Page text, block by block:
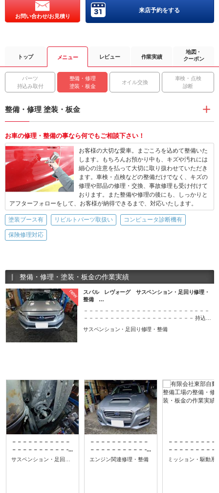
お問い合わせ/お見積り
来店予約をする
トップ メニュー レビュー 作業実績
地図・
クーポン
パーツ
持込み取付
整備・修理
塗装・板金
オイル交換
車検・点検
診断
整備・修理 塗装・板金
お車の修理・整備の事なら何でもご相談下さい！
お客様の大切な愛車。まごころを込めて整備いた
します。もちろんお預かり中も、キズや汚れには
細心の注意を払って大切に取り扱わせていただき
ます。車検・点検などの整備だけでなく、キズの
修理や部品の修理・交換、事故修理も受け付けて
おります。また整備や修理の後にも、しっかりと
アフターフォローをして、お客様が納得できるまで、対応いたします。
塗装ブース有 リビルトパーツ取扱い コンピュータ診断機有
保険修理対応
整備・修理・塗装・板金の作業実績
new
スバル レヴォーグ サスペンション・足回り修理・
整備 …
－－－－－－－－－－－－－－－－－－－－－－－－
－－－－－－－－－－－－－－－－－－－－－ 持込で
頼、ご予約はお電話・Web予約窓口からどうぞ！！ ご
サスペンション・足回り修理・整備
－－－－－－－－－－－
－－－－－－－－－－－
－－－－－－－－－－－
－－－－－－－－－－－
－－－－－－－－－－－
－－－－－－－－－－－
エンジン関連修理・整備
－－－－－－－－－
－－－－－－－－－
－－－－－－－－－